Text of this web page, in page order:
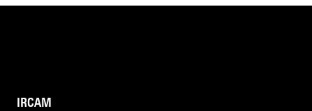
IRCAM